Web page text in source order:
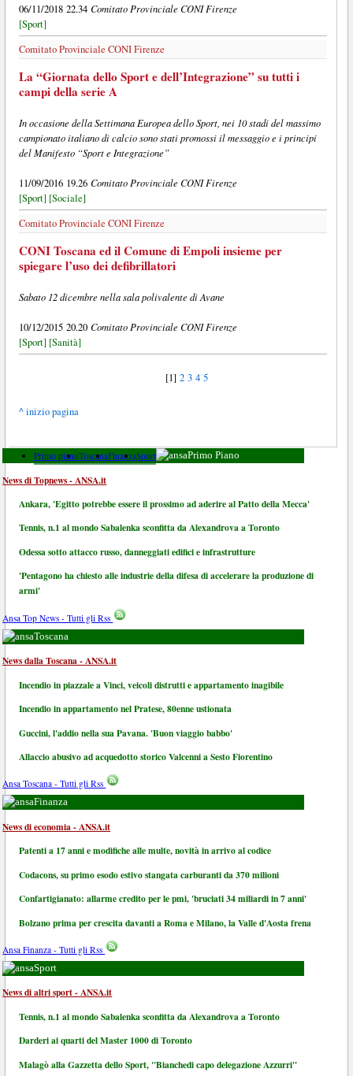
06/11/2018 22.34 Comitato Provinciale CONI Firenze
[Sport]
Comitato Provinciale CONI Firenze
La “Giornata dello Sport e dell’Integrazione” su tutti i
campi della serie A
In occasione della Settimana Europea dello Sport, nei 10 stadi del massimo
campionato italiano di calcio sono stati promossi il messaggio e i principi
del Manifesto “Sport e Integrazione”
11/09/2016 19.26 Comitato Provinciale CONI Firenze
[Sport] [Sociale]
Comitato Provinciale CONI Firenze
CONI Toscana ed il Comune di Empoli insieme per
spiegare l’uso dei defibrillatori
Sabato 12 dicembre nella sala polivalente di Avane
10/12/2015 20.20 Comitato Provinciale CONI Firenze
[Sport] [Sanità]
[1]2 3 4 5
^ inizio pagina
Primo pianoToscanaFinanzaSport Primo Piano
News di Topnews - ANSA.it
Ankara, 'Egitto potrebbe essere il prossimo ad aderire al Patto della Mecca'
Tennis, n.1 al mondo Sabalenka sconfitta da Alexandrova a Toronto
Odessa sotto attacco russo, danneggiati edifici e infrastrutture
'Pentagono ha chiesto alle industrie della difesa di accelerare la produzione di
armi'
Ansa Top News - Tutti gli Rss
Toscana
News dalla Toscana - ANSA.it
Incendio in piazzale a Vinci, veicoli distrutti e appartamento inagibile
Incendio in appartamento nel Pratese, 80enne ustionata
Guccini, l'addio nella sua Pavana. 'Buon viaggio babbo'
Allaccio abusivo ad acquedotto storico Valcenni a Sesto Fiorentino
Ansa Toscana - Tutti gli Rss
Finanza
News di economia - ANSA.it
Patenti a 17 anni e modifiche alle multe, novità in arrivo al codice
Codacons, su primo esodo estivo stangata carburanti da 370 milioni
Confartigianato: allarme credito per le pmi, 'bruciati 34 miliardi in 7 anni'
Bolzano prima per crescita davanti a Roma e Milano, la Valle d'Aosta frena
Ansa Finanza - Tutti gli Rss
Sport
News di altri sport - ANSA.it
Tennis, n.1 al mondo Sabalenka sconfitta da Alexandrova a Toronto
Darderi ai quarti del Master 1000 di Toronto
Malagò alla Gazzetta dello Sport, "Bianchedi capo delegazione Azzurri"